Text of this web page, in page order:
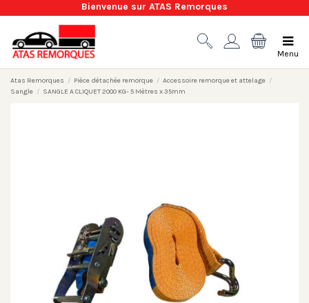
Bienvenue sur ATAS Remorques
Menu
Atas Remorques Pièce détachée remorque
Accessoire remorque et attelage
Sangle
SANGLE A CLIQUET 2000 KG- 5 Mètres x 35mm